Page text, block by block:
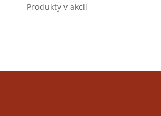
Produkty v akcií